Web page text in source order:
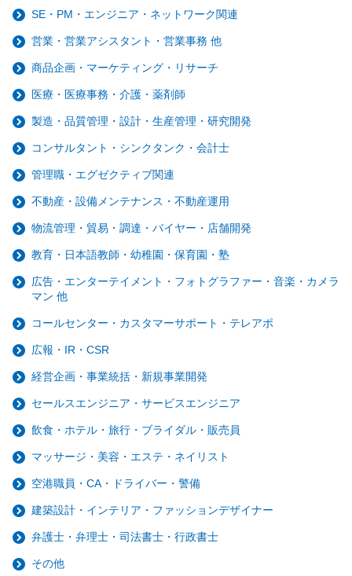
SE・PM・エンジニア・ネットワーク関連
営業・営業アシスタント・営業事務 他
商品企画・マーケティング・リサーチ
医療・医療事務・介護・薬剤師
製造・品質管理・設計・生産管理・研究開発
コンサルタント・シンクタンク・会計士
管理職・エグゼクティブ関連
不動産・設備メンテナンス・不動産運用
物流管理・貿易・調達・バイヤー・店舗開発
教育・日本語教師・幼稚園・保育園・塾
広告・エンターテイメント・フォトグラファー・音楽・カメラ
マン 他
コールセンター・カスタマーサポート・テレアポ
広報・IR・CSR
経営企画・事業統括・新規事業開発
セールスエンジニア・サービスエンジニア
飲食・ホテル・旅行・ブライダル・販売員
マッサージ・美容・エステ・ネイリスト
空港職員・CA・ドライバー・警備
建築設計・インテリア・ファッションデザイナー
弁護士・弁理士・司法書士・行政書士
その他